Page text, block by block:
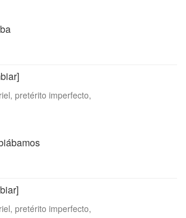
pretérito imperfecto,
pretérito imperfecto,